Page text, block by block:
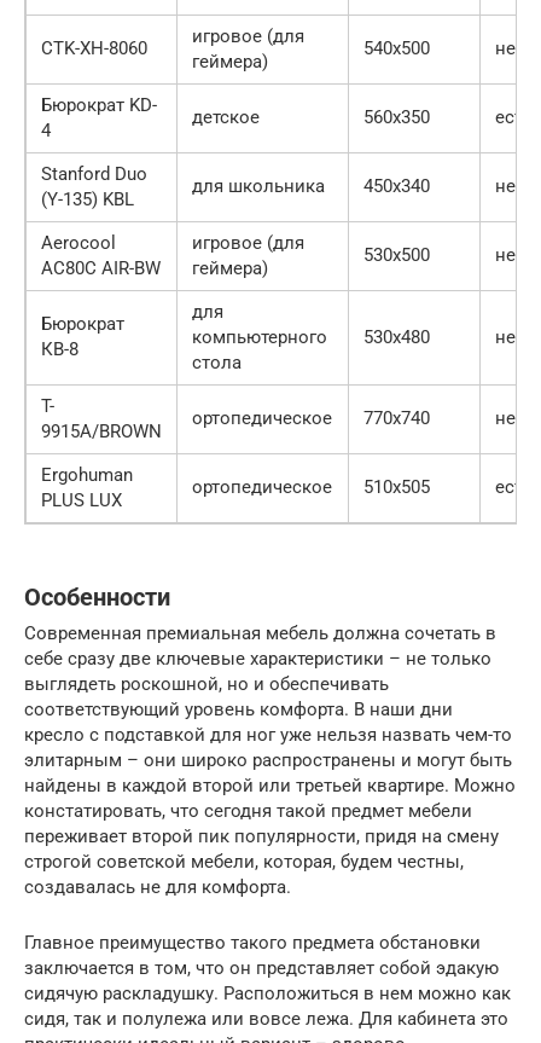
CTK-XH-8060
игровое (для
геймера)
540х500 нет
Бюрократ KD-
4
детское 560х350 есть
Stanford Duo
(Y-135) KBL
для школьника 450х340 нет
Aerocool
AC80C AIR-BW
игровое (для
геймера)
530х500 нет
Бюрократ
КВ-8
для
компьютерного
стола
530х480 нет
T-
9915A/BROWN
ортопедическое 770х740 нет
Ergohuman
PLUS LUX
ортопедическое 510х505 есть
Особенности
Современная премиальная мебель должна сочетать в
себе сразу две ключевые характеристики – не только
выглядеть роскошной, но и обеспечивать
соответствующий уровень комфорта. В наши дни
кресло с подставкой для ног уже нельзя назвать чем-то
элитарным – они широко распространены и могут быть
найдены в каждой второй или третьей квартире. Можно
констатировать, что сегодня такой предмет мебели
переживает второй пик популярности, придя на смену
строгой советской мебели, которая, будем честны,
создавалась не для комфорта.
Главное преимущество такого предмета обстановки
заключается в том, что он представляет собой эдакую
сидячую раскладушку. Расположиться в нем можно как
сидя, так и полулежа или вовсе лежа. Для кабинета это